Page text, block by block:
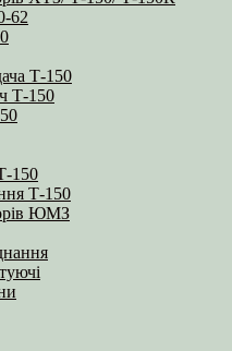
62
Т-150
Т-150
150
Т-150
ЮМЗ